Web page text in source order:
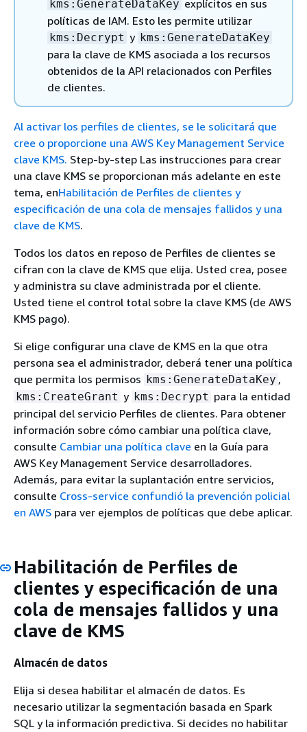
kms:GenerateDataKey explícitos en sus
políticas de IAM. Esto les permite utilizar
kms:Decrypt y kms:GenerateDataKey
para la clave de KMS asociada a los recursos
obtenidos de la API relacionados con Perfiles
de clientes.
Al activar los perfiles de clientes, se le solicitará que
cree o proporcione una AWS Key Management Service
clave KMS. Step-by-step Las instrucciones para crear
una clave KMS se proporcionan más adelante en este
tema, enHabilitación de Perfiles de clientes y
especificación de una cola de mensajes fallidos y una
clave de KMS.
Todos los datos en reposo de Perfiles de clientes se
cifran con la clave de KMS que elija. Usted crea, posee
y administra su clave administrada por el cliente.
Usted tiene el control total sobre la clave KMS (de AWS
KMS pago).
Si elige configurar una clave de KMS en la que otra
persona sea el administrador, deberá tener una política
que permita los permisos kms:GenerateDataKey ,
kms:CreateGrant y kms:Decrypt para la entidad
principal del servicio Perfiles de clientes. Para obtener
información sobre cómo cambiar una política clave,
consulte Cambiar una política clave en la Guía para
AWS Key Management Service desarrolladores.
Además, para evitar la suplantación entre servicios,
consulte Cross-service confundió la prevención policial
en AWS para ver ejemplos de políticas que debe aplicar.
Habilitación de Perfiles de
clientes y especificación de una
cola de mensajes fallidos y una
clave de KMS
Almacén de datos
Elija si desea habilitar el almacén de datos. Es
necesario utilizar la segmentación basada en Spark
SQL y la información predictiva. Si decides no habilitar